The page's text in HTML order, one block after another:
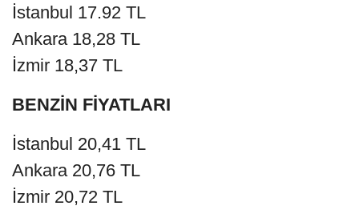
İstanbul 17.92 TL
Ankara 18,28 TL
İzmir 18,37 TL
BENZİN FİYATLARI
İstanbul 20,41 TL
Ankara 20,76 TL
İzmir 20,72 TL